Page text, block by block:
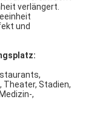
verlängert.
und
Theater, Stadien,
,